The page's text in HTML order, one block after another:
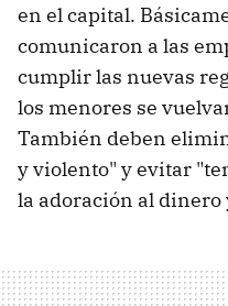
en el capital.
comunicaron a las
cumplir las nuevas
los menores se
También deben
y violento" y evitar
la adoración al